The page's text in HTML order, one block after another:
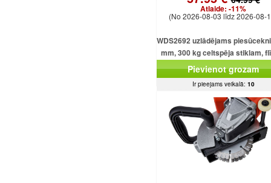
Atlaide: -11%
(No 2026-08-03 līdz 2026-08-
WDS2692 uzlādējams
mm, 300 kg celtspēja stiklam,
un loksnēm
Pievienot grozam
Ir pieejams veikalā: 10